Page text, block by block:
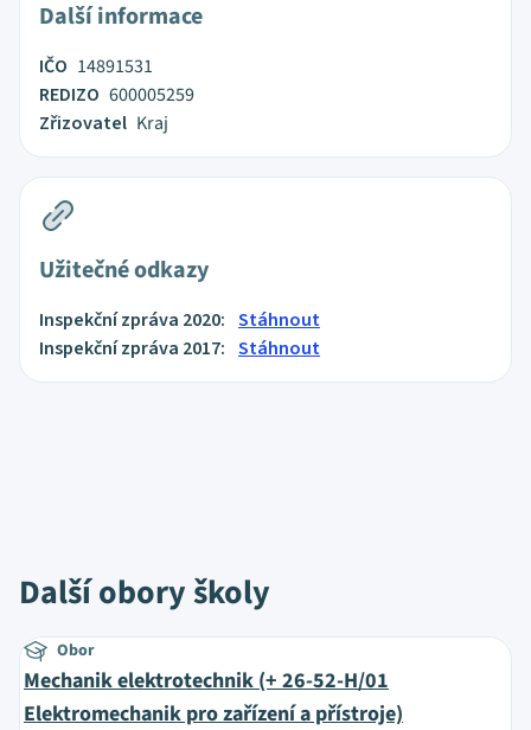
Další informace
IČO 14891531
REDIZO 600005259
Zřizovatel Kraj
Užitečné odkazy
Inspekční zpráva 2020: Stáhnout
Inspekční zpráva 2017: Stáhnout
Další obory školy
Obor
Mechanik elektrotechnik (+ 26-52-H/01
Elektromechanik pro zařízení a přístroje)